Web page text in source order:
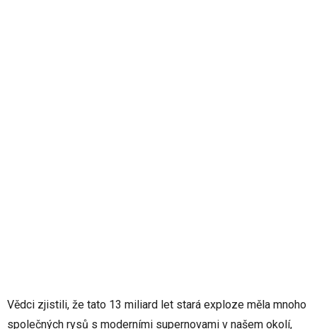
Vědci zjistili, že tato 13 miliard let stará exploze měla mnoho
společných rysů s moderními supernovami v našem okolí,